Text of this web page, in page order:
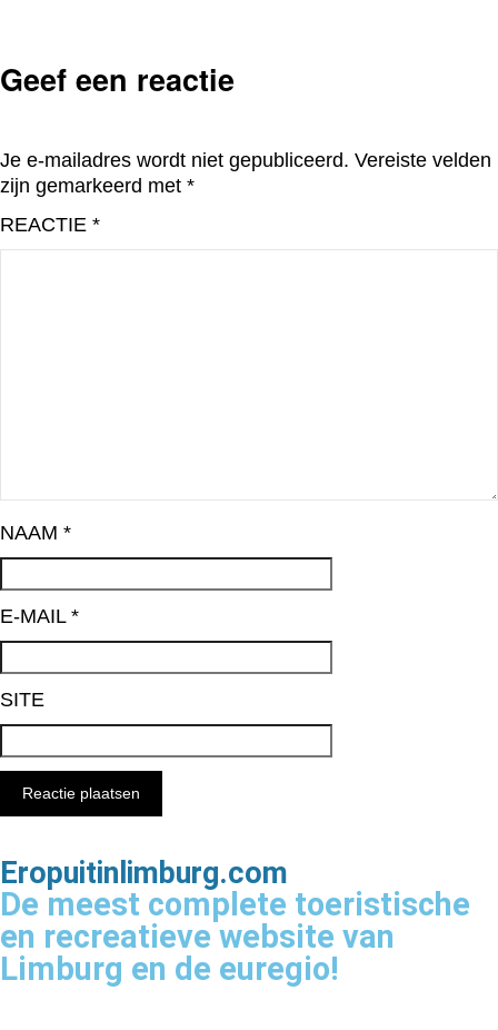
Geef een reactie
Je e-mailadres wordt niet gepubliceerd. Vereiste velden
zijn gemarkeerd met *
REACTIE *
NAAM *
E-MAIL *
SITE
Eropuitinlimburg.com
De meest complete toeristische
en recreatieve website van
Limburg en de euregio!